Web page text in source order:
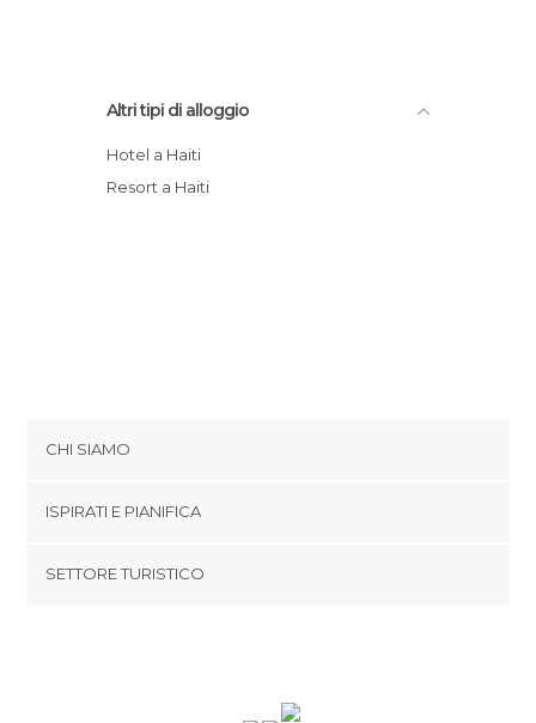
Altri tipi di alloggio
Hotel a Haiti
Resort a Haiti
CHI SIAMO
Termini e Condizioni
ISPIRATI E PIANIFICA
SETTORE TURISTICO